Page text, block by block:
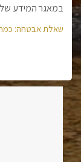
במאגר המידע
שאלת אבטחה: כמה זה 2